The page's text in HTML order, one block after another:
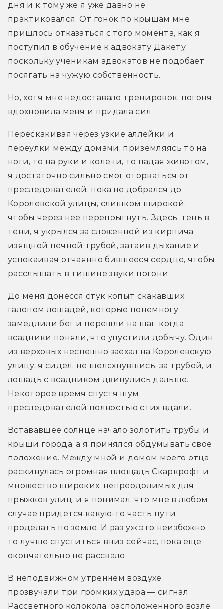
дня и к тому же я уже давно не
практиковался. От гонок по крышам мне
пришлось отказаться с того момента, как я
поступил в обучение к адвокату Дакету,
поскольку ученикам адвокатов не подобает
посягать на чужую собственность.
Но, хотя мне недоставало тренировок, погоня
вдохновила меня и придала сил.
Перескакивая через узкие аллейки и
переулки между домами, приземляясь то на
ноги, то на руки и колени, то падая животом,
я достаточно сильно смог оторваться от
преследователей, пока не добрался до
Королевской улицы, слишком широкой,
чтобы через нее перепрыгнуть. Здесь, тень в
тени, я укрылся за сложенной из кирпича
изящной печной трубой, затаив дыхание и
успокаивая отчаянно бившееся сердце, чтобы
расслышать в тишине звуки погони.
До меня донесся стук копыт скакавших
галопом лошадей, которые понемногу
замедлили бег и перешли на шаг, когда
всадники поняли, что упустили добычу. Один
из верховых неспешно заехал на Королевскую
улицу, я сидел, не шелохнувшись, за трубой, и
лошадь с всадником двинулись дальше.
Некоторое время спустя шум
преследователей полностью стих вдали.
Встававшее солнце начало золотить трубы и
крыши города, а я принялся обдумывать свое
положение. Между мной и домом моего отца
раскинулась огромная площадь Скаркрофт и
множество широких, непреодолимых для
прыжков улиц, и я понимал, что мне в любом
случае придется какую-то часть пути
проделать по земле. И раз уж это неизбежно,
то лучше спуститься вниз сейчас, пока еще
окончательно не рассвело.
В неподвижном утреннем воздухе
прозвучали три громких удара — сигнал
Рассветного колокола, расположенного возле